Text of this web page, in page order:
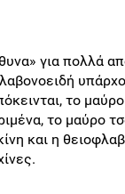
για πολλά
το
το μαύρο
και η